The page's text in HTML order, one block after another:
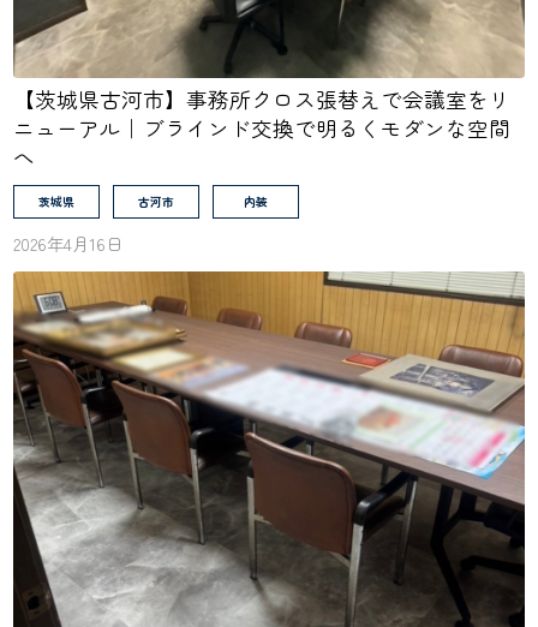
【茨城県古河市】事務所クロス張替えで会議室をリ
ニューアル｜ブラインド交換で明るくモダンな空間
へ
茨城県 古河市 内装
2026年4月16日